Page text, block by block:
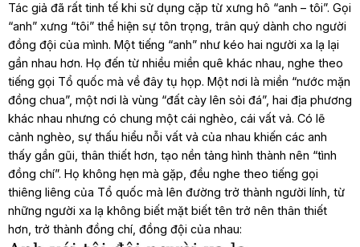
Tác giả đã rất tinh tế khi sử dụng cặp từ xưng hô “anh – tôi”. Gọi
“anh” xưng “tôi” thể hiện sự tôn trọng, trân quý dành cho người
đồng đội của mình. Một tiếng “anh” như kéo hai người xa lạ lại
gần nhau hơn. Họ đến từ nhiều miền quê khác nhau, nghe theo
tiếng gọi Tổ quốc mà về đây tụ họp. Một nơi là miền “nước mặn
đồng chua”, một nơi là vùng “đất cày lên sỏi đá”, hai địa phương
khác nhau nhưng có chung một cái nghèo, cái vất vả. Có lẽ
cảnh nghèo, sự thấu hiểu nỗi vất vả của nhau khiến các anh
thấy gần gũi, thân thiết hơn, tạo nền tảng hình thành nên “tình
đồng chí”. Họ không hẹn mà gặp, đều nghe theo tiếng gọi
thiêng liêng của Tổ quốc mà lên đường trở thành người lính, từ
những người xa lạ không biết mặt biết tên trở nên thân thiết
hơn, trở thành đồng chí, đồng đội của nhau: